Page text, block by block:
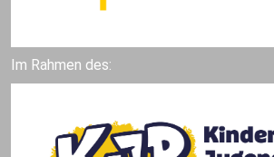
Im Rahmen des: